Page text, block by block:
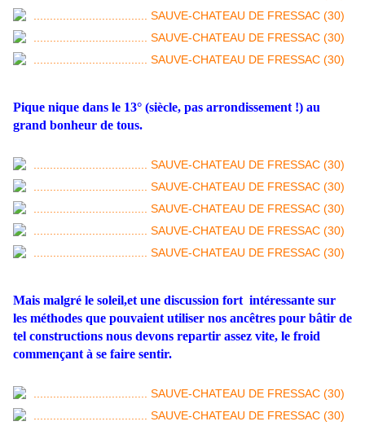
Pique nique dans le 13° (siècle, pas arrondissement !) au
grand bonheur de tous.
Mais malgré le soleil,et une discussion fort intéressante sur
les méthodes que pouvaient utiliser nos ancêtres pour bâtir de
tel constructions nous devons repartir assez vite, le froid
commençant à se faire sentir.